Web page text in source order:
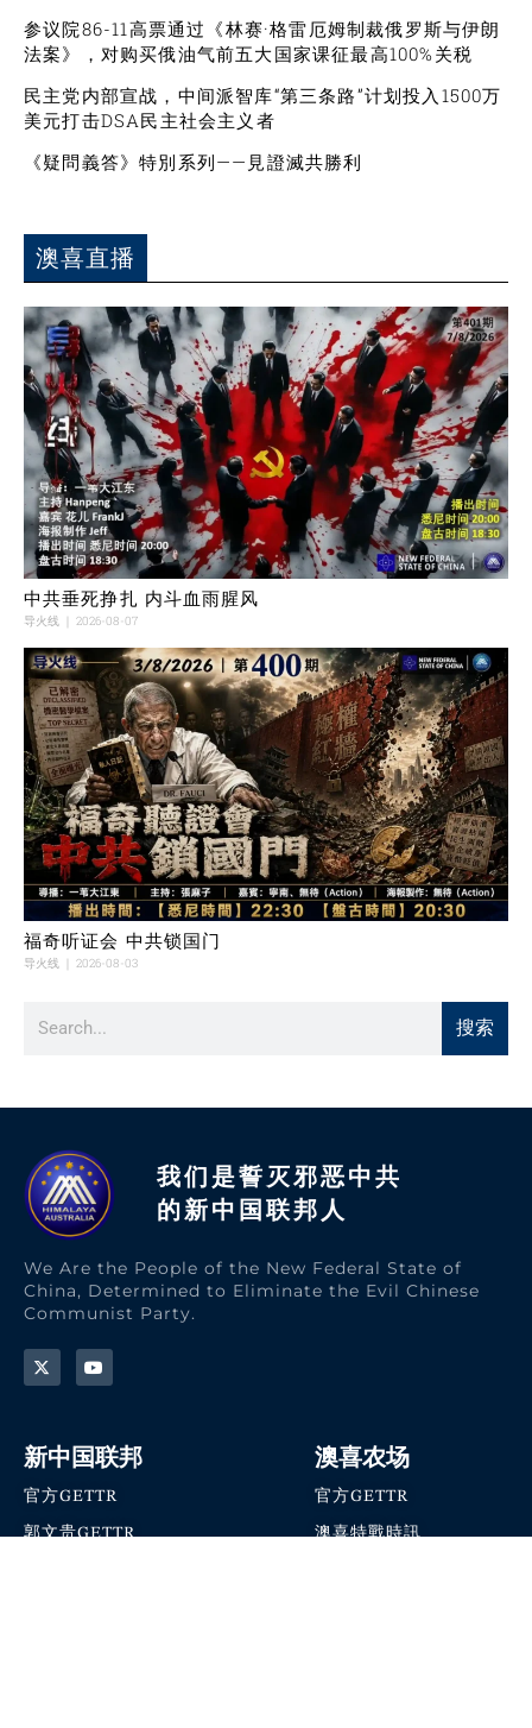
参议院86-11高票通过《林赛·格雷厄姆制裁俄罗斯与伊朗
法案》，对购买俄油气前五大国家课征最高100%关税
民主党内部宣战，中间派智库“第三条路”计划投入1500万
美元打击DSA民主社会主义者
《疑問義答》特別系列——見證滅共勝利
澳喜直播
中共垂死挣扎 内斗血雨腥风
导火线 2026-08-07
福奇听证会 中共锁国门
导火线 2026-08-03
搜索
我们是誓灭邪恶中共
的新中国联邦人​
We Are the People of the New Federal State of
China, Determined to Eliminate the Evil Chinese
Communist Party.
新中国联邦
官方GETTR
郭文贵GETTR
澳喜农场
官方GETTR
澳喜特戰時訊